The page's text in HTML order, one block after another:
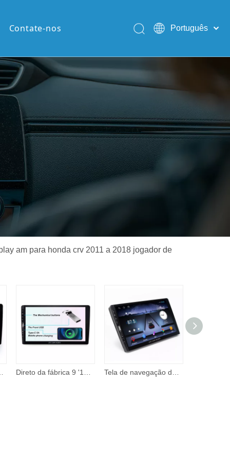
Contate-nos
Português
Pусский
am para honda crv 2011 a 2018 jogador de